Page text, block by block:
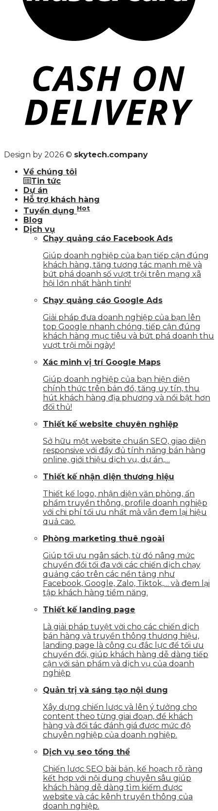
Design by 2026 © skytech.company
Về chúng tôi
Tin tức
Dự án
Hỗ trợ khách hàng
Tuyển dụng Hot
Blog
Dịch vụ
Chạy quảng cáo Facebook Ads
Giúp doanh nghiệp của bạn tiếp cận đúng
khách hàng, tăng tương tác mạnh mẽ và
bứt phá doanh số vượt trội trên mạng xã
hội lớn nhất hành tinh!
Chạy quảng cáo Google Ads
Giải pháp đưa doanh nghiệp của bạn lên
top Google nhanh chóng, tiếp cận đúng
khách hàng mục tiêu và bứt phá doanh thu
vượt trội mỗi ngày!
Xác minh vị trí Google Maps
Giúp doanh nghiệp của bạn hiện diện
chính thức trên bản đồ, tăng uy tín, thu
hút khách hàng địa phương và nổi bật hơn
đối thủ!
Thiết kế website chuyên nghiệp
Sở hữu một website chuẩn SEO, giao diện
responsive với đầy đủ tính năng bán hàng
online, giới thiệu dịch vụ, dự án,…
Thiết kế nhận diện thương hiệu
Thiết kế logo, nhận diện văn phòng, ấn
phẩm truyền thông, profile doanh nghiệp
với chi phí tối ưu nhất mà vẫn đem lại hiệu
quả cao.
Phòng marketing thuê ngoài
Giúp tối ưu ngân sách, từ đó nâng mức
chuyển đổi tối đa với các chiến dịch chạy
quảng cáo trên các nền tảng như
Facebook, Google, Zalo, Tiktok,… và đem lại
tập khách hàng tiềm năng.
Thiết kế landing page
Là giải pháp tuyệt vời cho các chiến dịch
bán hàng và truyền thông thương hiệu,
landing page là công cụ đắc lực để tối ưu
chuyển đổi, giúp khách hàng dễ dàng tiếp
cận với sản phẩm và dịch vụ của doanh
nghiệp
Quản trị và sáng tạo nội dung
Xây dựng chiến lược và lên ý tưởng cho
content theo từng giai đoạn, để khách
hàng và đối tác đánh giá được mức độ
chuyên nghiệp của doanh nghiệp.
Dịch vụ seo tổng thể
Chiến lược SEO bài bản, kế hoạch rõ ràng
kết hợp với nội dung chuyên sâu giúp
khách hàng dễ dàng tìm kiếm được
website và các kênh truyền thông của
doanh nghiệp.